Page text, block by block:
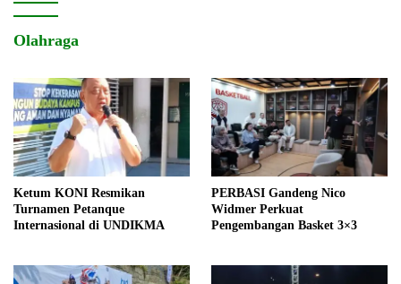
Olahraga
Ketum KONI Resmikan
Turnamen Petanque
Internasional di UNDIKMA
PERBASI Gandeng Nico
Widmer Perkuat
Pengembangan Basket 3×3